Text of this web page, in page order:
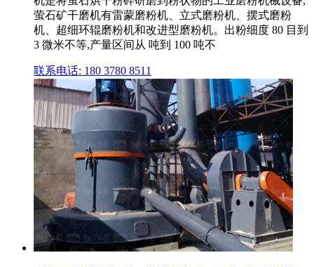
萤石矿干磨机有雷蒙磨粉机、立式磨粉机、摆式磨粉
机、超细环辊磨粉机和改进型磨粉机。出粉细度 80 目到
3 微米不等,产量区间从 吨到 100 吨不
联系电话: 180 3780 8511